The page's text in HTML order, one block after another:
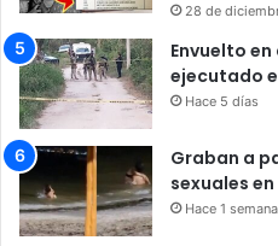
28 de
Envuelto
ejecutado
Hace 5 días
Graban a
sexuales
Hace 1 semana